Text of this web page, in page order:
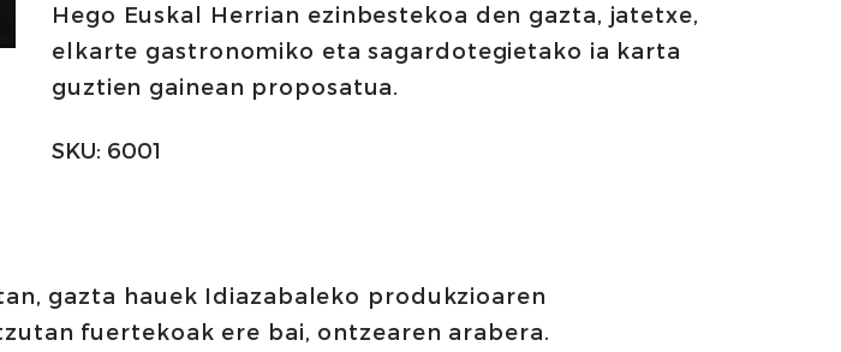
garantiarekin
1,175Kg/1,275Kg
|
Hego Euskal Herrian ezinbestekoa den gazta, jatetxe,
elkarte gastronomiko eta sagardotegietako ia karta
guztien gainean proposatua.
SKU: 6001
gazta hauek Idiazabaleko produkzioaren
fuertekoak ere bai, ontzearen arabera.